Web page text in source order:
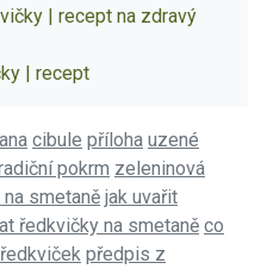
| recept na zdravý
| recept
cibule příloha uzené
pokrm zeleninová
smetaně jak uvařit
ředkvičky na smetaně co
předpis z